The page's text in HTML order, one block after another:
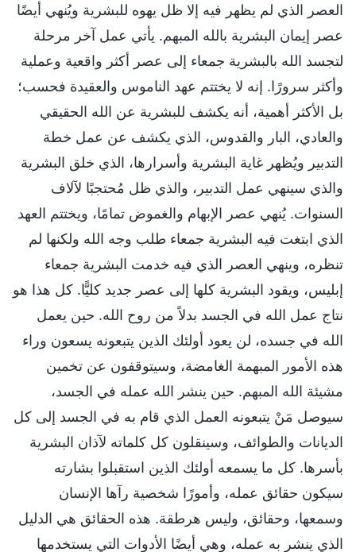
العصر الذي لم يظهر فيه إلا ظل يهوه للبشرية ويُنهي أيضًا
عصر إيمان البشرية بالله المبهم. يأتي عمل آخر مرحلة
لتجسد الله بالبشرية جمعاء إلى عصر أكثر واقعية وعملية
وأكثر سرورًا. إنه لا يختتم عهد الناموس والعقيدة فحسب؛
بل الأكثر أهمية، أنه يكشف للبشرية عن الله الحقيقي
والعادي، البار والقدوس، الذي يكشف عن عمل خطة
التدبير ويُظهر غاية البشرية وأسرارها، الذي خلق البشرية
والذي سينهي عمل التدبير، والذي ظل مُحتجبًا لآلاف
السنوات. يُنهي عصر الإبهام والغموض تمامًا، ويختتم العهد
الذي ابتغت فيه البشرية جمعاء طلب وجه الله ولكنها لم
تنظره، وينهي العصر الذي فيه خدمت البشرية جمعاء
إبليس، ويقود البشرية كلها إلى عصر جديد كليًّا. كل هذا هو
نتاج عمل الله في الجسد بدلاً من روح الله. حين يعمل
الله في جسده، لن يعود أولئك الذين يتبعونه يسعون وراء
هذه الأمور المبهمة الغامضة، وسيتوقفون عن تخمين
مشيئة الله المبهم. حين ينشر الله عمله في الجسد،
سيوصل مَنْ يتبعونه العمل الذي قام به في الجسد إلى كل
الديانات والطوائف، وسينقلون كل كلماته لآذان البشرية
بأسرها. كل ما يسمعه أولئك الذين استقبلوا بشارته
سيكون حقائق عمله، وأمورًا شخصية رآها الإنسان
وسمعها، وحقائق، وليس هرطقة. هذه الحقائق هي الدليل
الذي ينشر به عمله، وهي أيضًا الأدوات التي يستخدمها